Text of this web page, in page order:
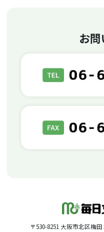
お
〒530-8251 大阪市北区梅